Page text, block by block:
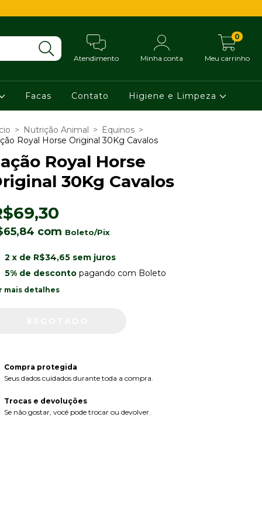
Atendimento Minha conta Meu carrinho
0
Facas Contato Higiene e Limpeza
> Nutrição Animal > Equinos >
Royal Horse Original 30Kg Cavalos
Royal Horse
30Kg Cavalos
com
2 x de R$34,65 sem juros
5% de descontopagando com Boleto
mais detalhes
Compra protegida
Seus dados cuidados durante toda a compra.
Trocas e devoluções
Se não gostar, você pode trocar ou devolver.